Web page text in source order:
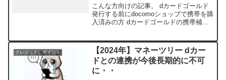
こんな方向けの記事。 dカードゴールド
発行する前にdocomoショップで携帯を購
入済みの方 dカードゴールドの携帯補償
に注意？docomoユーザにとって、dカー
ドゴ...
クレジット、ポイント
【2024年】マネーツリー dカー
ドとの連携が今後長期的に不可
に・・